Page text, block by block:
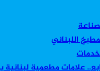
اللبناني
علامات مطعمية لبنانية